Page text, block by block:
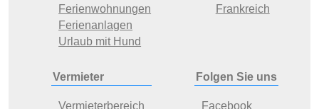
Ferienwohnungen
Ferienanlagen
Urlaub mit Hund
Frankreich
Vermieter
Vermieterbereich
Folgen Sie uns
Facebook